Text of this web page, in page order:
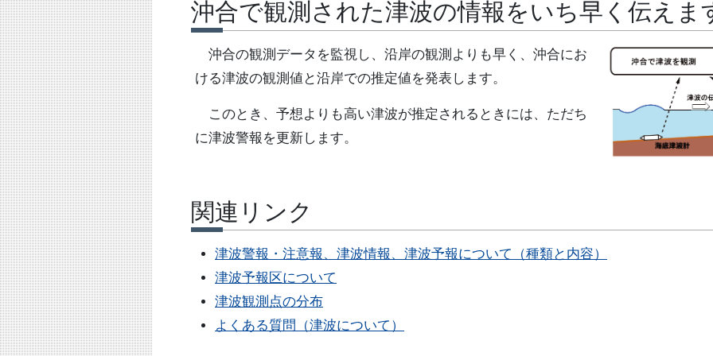
沖合で観測された津波の情報をいち早く伝えま
沖合の観測データを監視し、沿岸の観測よりも早く、沖合にお
ける津波の観測値と沿岸での推定値を発表します。
このとき、予想よりも高い津波が推定されるときには、ただち
に津波警報を更新します。
関連リンク
津波警報・注意報、津波情報、津波予報について（種類と内容）
津波予報区について
津波観測点の分布
よくある質問（津波について）